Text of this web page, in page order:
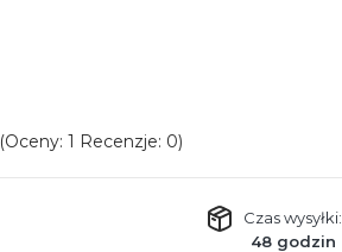
(Oceny: 1 Recenzje: 0)
Czas wysyłki:
48 godzin